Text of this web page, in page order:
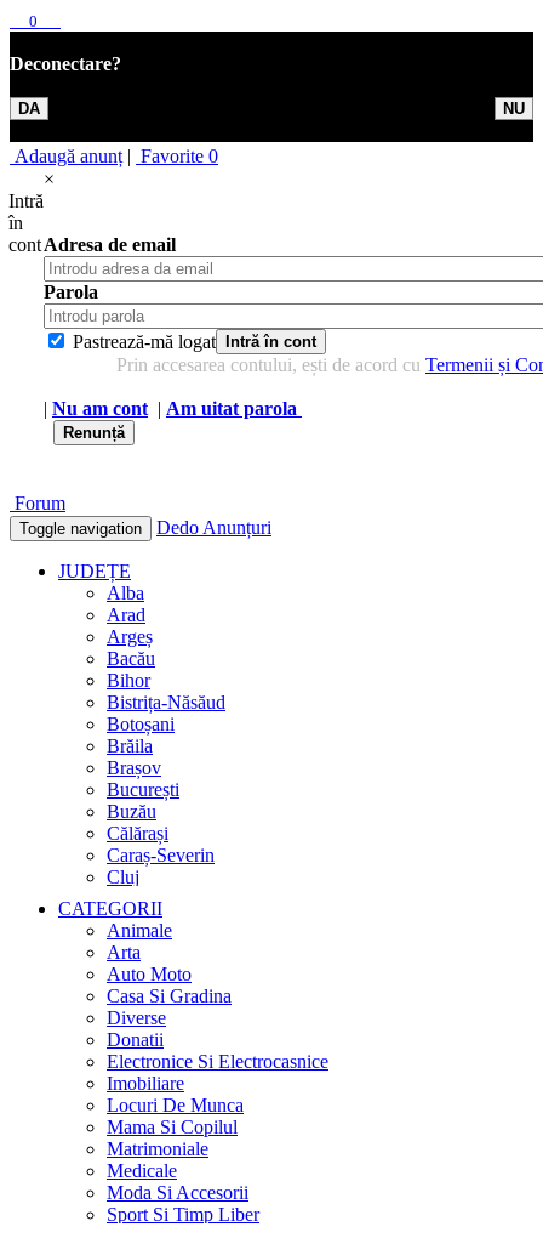
0
Deconectare?
DA NU
Adaugă anunț | Favorite 0
Intră
în
cont
×
Adresa de email
Parola
Intră în cont
Pastrează-mă logat
Prin accesarea contului, ești de acord cu Termenii și
| Nu am cont | Am uitat parola
Renunță
Forum
Toggle navigation Dedo Anunțuri
JUDEȚE
Alba
Arad
Argeș
Bacău
Bihor
Bistrița-Năsăud
Botoșani
Brăila
Brașov
București
Buzău
Călărași
Caraș-Severin
Cluj
Constanța
Covasna
Dâmbovița
Dolj
Galați
Giurgiu
Gorj
Harghita
Hunedoara
Ialomița
Iași
Ilfov
Maramureș
Mehedinți
Mureș
Neamț
CATEGORII
Animale
Arta
Auto Moto
Casa Si Gradina
Diverse
Donatii
Electronice Si Electrocasnice
Imobiliare
Locuri De Munca
Mama Si Copilul
Matrimoniale
Medicale
Moda Si Accesorii
Sport Si Timp Liber